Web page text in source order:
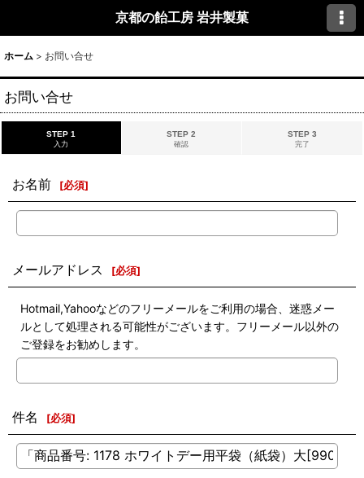
京都の飴工房 岩井製菓
ホーム > お問い合せ
お問い合せ
STEP 1
入力
STEP 2
確認
STEP 3
完了
お名前 [必須]
メールアドレス [必須]
Hotmail,Yahooなどのフリーメールをご利用の場合、迷惑メー
ルとして処理される可能性がございます。フリーメール以外の
ご登録をお勧めします。
件名 [必須]